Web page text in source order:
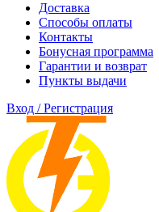
Доставка
Способы оплаты
Контакты
Бонусная программа
Гарантии и возврат
Пункты выдачи
Вход / Регистрация